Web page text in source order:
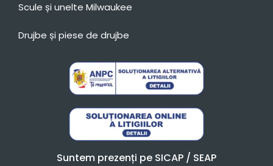
Scule și unelte Milwaukee
Drujbe și piese de drujbe
Suntem prezenți pe SICAP / SEAP